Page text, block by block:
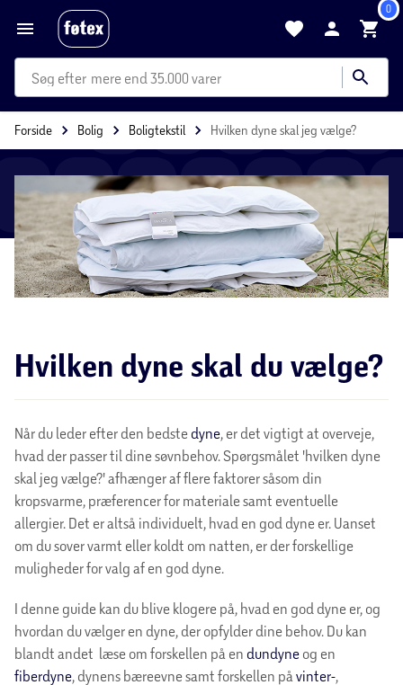
0
mere end 35.000 varer
Forside Bolig Boligtekstil Hvilken dyne skal jeg vælge?
Hvilken dyne skal du vælge?
Når du leder efter den bedste dyne , er det vigtigt at overveje,
hvad der passer til dine søvnbehov. Spørgsmålet 'hvilken dyne
skal jeg vælge?' afhænger af flere faktorer såsom din
kropsvarme, præferencer for materiale samt eventuelle
allergier. Det er altså individuelt, hvad en god dyne er. Uanset
om du sover varmt eller koldt om natten, er der forskellige
muligheder for valg af en god dyne.
I denne guide kan du blive klogere på, hvad en god dyne er, og
hvordan du vælger en dyne, der opfylder dine behov. Du kan
blandt andet læse om forskellen på en dundyne og en
fiberdyne , dynens bæreevne samt forskellen på vinter-